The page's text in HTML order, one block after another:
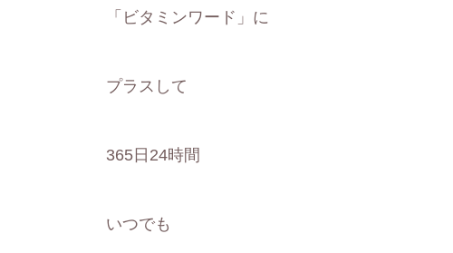
「ビタミンワード」に
プラスして
365日24時間
いつでも